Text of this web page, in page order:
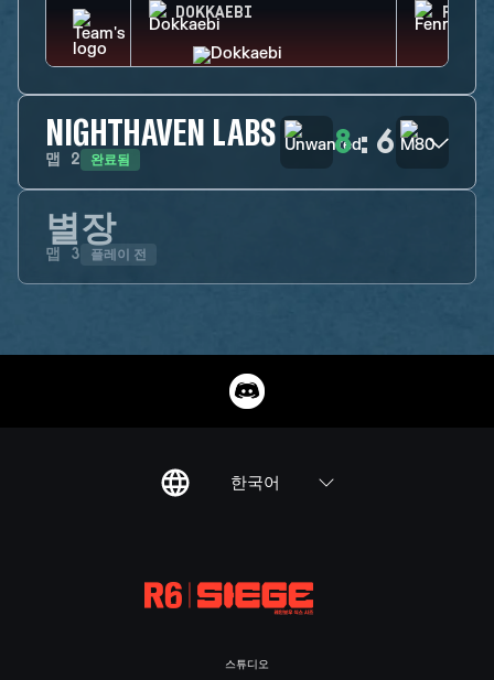
DOKKAEBI
NIGHTHAVEN LABS
맵 2 완료됨 8: 6
별장
맵 3 플레이 전
한국어
스튜디오